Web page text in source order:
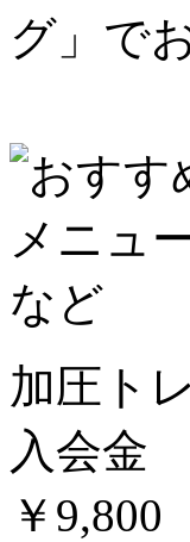
グ」で
加圧ト
入会金
￥9,800